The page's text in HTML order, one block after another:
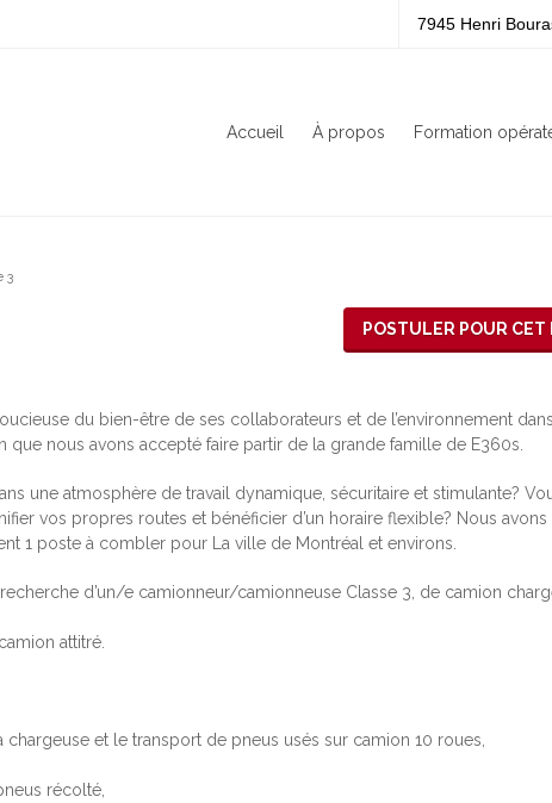
7945 Henri
Accueil À propos Formation
3
POSTULER POUR CET
du bien-être de ses collaborateurs et de l’environnement
que nous avons accepté faire partir de la grande famille de E360s.
une atmosphère de travail dynamique, sécuritaire et stimulante?
vos propres routes et bénéficier d’un horaire flexible? Nous avons
1 poste à combler pour La ville de Montréal et environs.
d’un/e camionneur/camionneuse Classe 3, de camion
attitré.
chargeuse et le transport de pneus usés sur camion 10 roues,
récolté,